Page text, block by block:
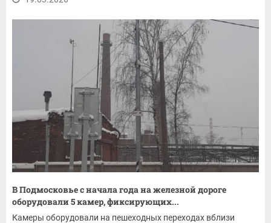
В Подмосковье с начала года на железной дороге
оборудовали 5 камер, фиксирующих...
Камеры оборудовали на пешеходных переходах вблизи